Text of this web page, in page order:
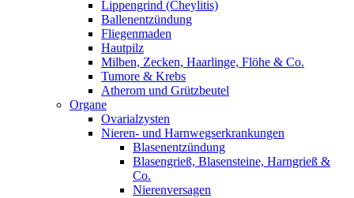
Lippengrind (Cheylitis)
Ballenentzündung
Fliegenmaden
Hautpilz
Milben, Zecken, Haarlinge, Flöhe & Co.
Tumore & Krebs
Atherom und Grützbeutel
Organe
Ovarialzysten
Nieren- und Harnwegserkrankungen
Blasenentzündung
Blasengrieß, Blasensteine, Harngrieß &
Co.
Nierenversagen